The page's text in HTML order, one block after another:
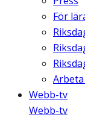
För
Webb-tv
Webb-tv